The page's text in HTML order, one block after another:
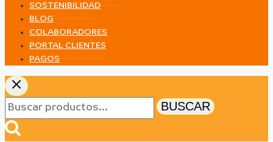
SOSTENIBILIDAD
BLOG
COLABORADORES
PORTAL CLIENTES
PAGOS
Buscar
por:
BUSCAR